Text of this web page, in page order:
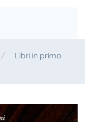
Libri in primo